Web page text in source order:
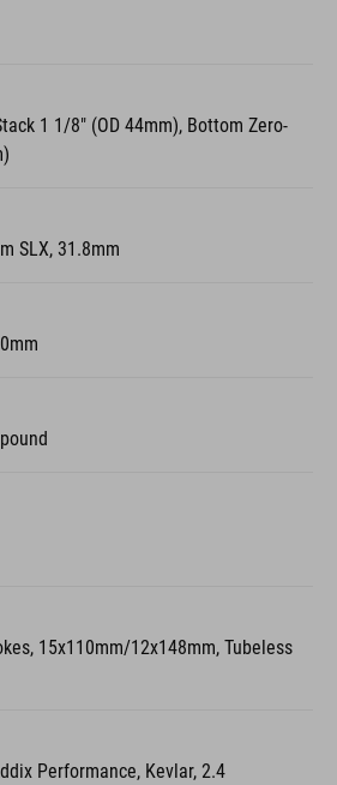
1 1/8" (OD 44mm), Bottom Zero-
SLX, 31.8mm
15x110mm/12x148mm, Tubeless
Performance, Kevlar, 2.4